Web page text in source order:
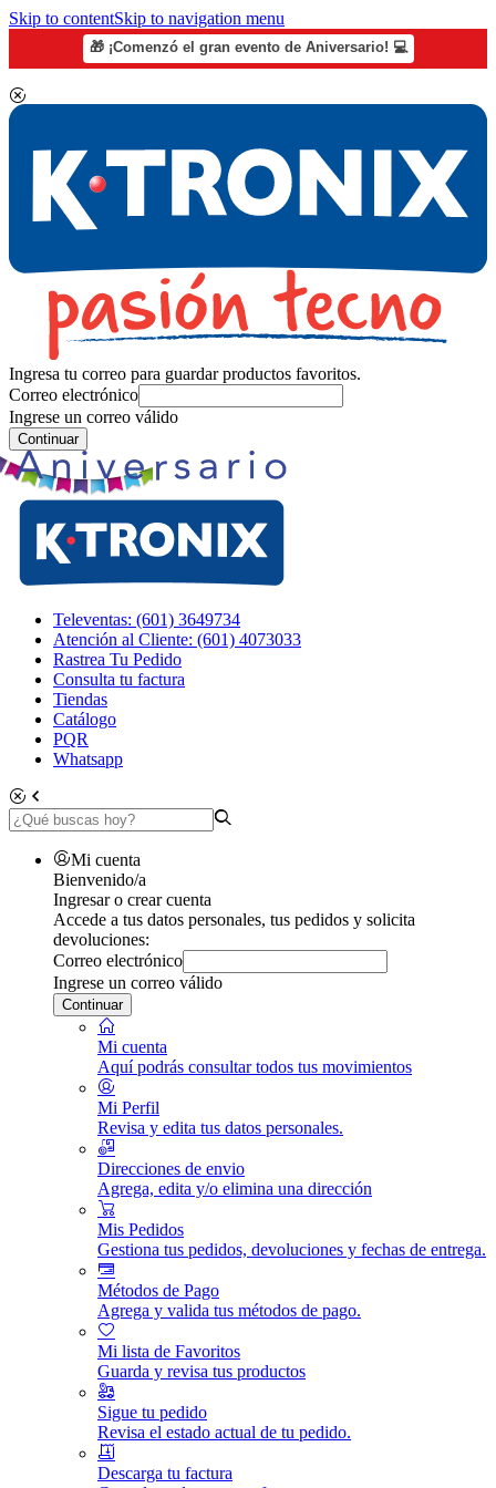
Skip to contentSkip to navigation menu
🎁 ¡Comenzó el gran evento de Aniversario! 💻
Ingresa tu correo para guardar productos favoritos.
Correo electrónico
Ingrese un correo válido
Continuar
Televentas: (601) 3649734
Atención al Cliente: (601) 4073033
Rastrea Tu Pedido
Consulta tu factura
Tiendas
Catálogo
PQR
Whatsapp
Mi cuenta
Bienvenido/a
Ingresar o crear cuenta
Accede a tus datos personales, tus pedidos y solicita
devoluciones:
Correo electrónico
Ingrese un correo válido
Continuar
Mi cuenta
Aquí podrás consultar todos tus movimientos
Mi Perfil
Revisa y edita tus datos personales.
Direcciones de envio
Agrega, edita y/o elimina una dirección
Mis Pedidos
Gestiona tus pedidos, devoluciones y fechas de entrega.
Métodos de Pago
Agrega y valida tus métodos de pago.
Mi lista de Favoritos
Guarda y revisa tus productos
Sigue tu pedido
Revisa el estado actual de tu pedido.
Descarga tu factura